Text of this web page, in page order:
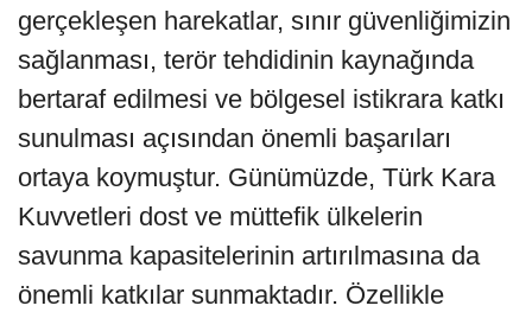
gerçekleşen harekatlar, sınır güvenliğimizin
sağlanması, terör tehdidinin kaynağında
bertaraf edilmesi ve bölgesel istikrara katkı
sunulması açısından önemli başarıları
ortaya koymuştur. Günümüzde, Türk Kara
Kuvvetleri dost ve müttefik ülkelerin
savunma kapasitelerinin artırılmasına da
önemli katkılar sunmaktadır. Özellikle